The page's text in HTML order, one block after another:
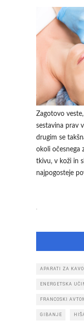
Zagotovo
sestavina prav
drugim se
okoli očesnega
tkivu, v koži in
najpogosteje
APARATI ZA KAVO
ENERGETSKA
FRANCOSKI
GIBANJE